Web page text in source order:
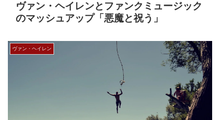
ヴァン・ヘイレンとファンクミュージック
のマッシュアップ「悪魔と祝う」
ヴァン・ヘイレン